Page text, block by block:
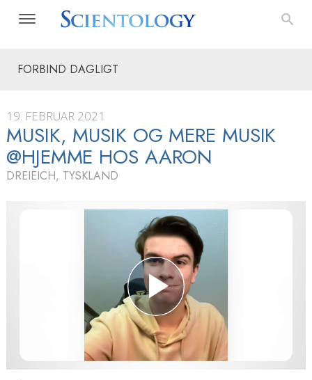
FORBIND DAGLIGT
19. FEBRUAR 2021
MUSIK, MUSIK OG MERE MUSIK
@HJEMME HOS AARON
DREIEICH, TYSKLAND